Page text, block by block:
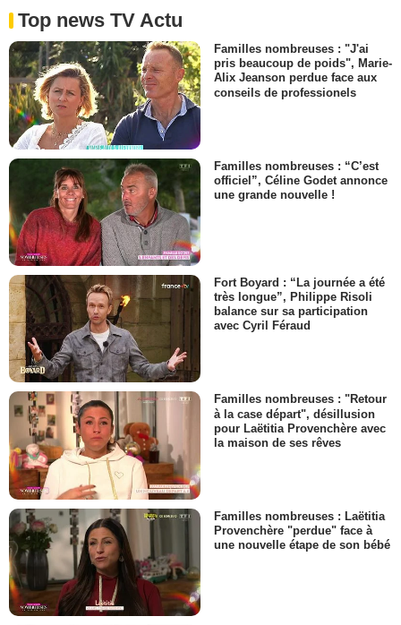
Top news TV Actu
Familles nombreuses : "J'ai
pris beaucoup de poids", Marie-
Alix Jeanson perdue face aux
conseils de professionels
Familles nombreuses : “C’est
officiel”, Céline Godet annonce
une grande nouvelle !
Fort Boyard : “La journée a été
très longue”, Philippe Risoli
balance sur sa participation
avec Cyril Féraud
Familles nombreuses : "Retour
à la case départ", désillusion
pour Laëtitia Provenchère avec
la maison de ses rêves
Familles nombreuses : Laëtitia
Provenchère "perdue" face à
une nouvelle étape de son bébé